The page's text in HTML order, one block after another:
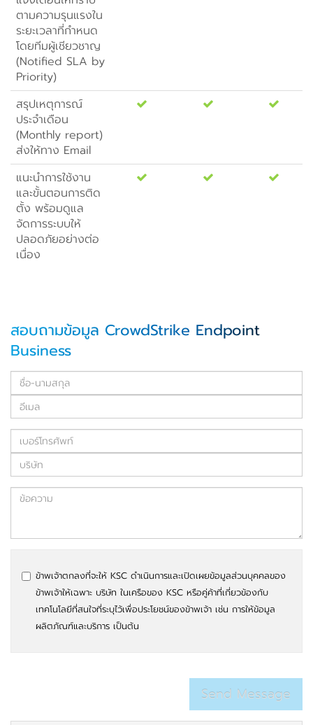
ตามความรุนแรงใน
ระยะเวลาที่กำหนด
โดยทีมผู้เชียวชาญ
(Notified SLA by
Priority)
สรุปเหตุการณ์
ประจำเดือน
(Monthly report)
ส่งให้ทาง Email
แนะนำการใช้งาน
และขั้นตอนการติด
ตั้ง พร้อมดูแล
จัดการระบบให้
ปลอดภัยอย่างต่อ
เนื่อง
สอบถามข้อมูล CrowdStrike Endpoint
Business
ข้าพเจ้าตกลงที่จะให้ KSC ดำเนินการและเปิดเผยข้อมูลส่วนบุคคลของ
ข้าพเจ้าให้เฉพาะ บริษัท ในเครือของ KSC หรือคู่ค้าที่เกี่ยวข้องกับ
เทคโนโลยีที่สนใจที่ระบุไว้เพื่อประโยชน์ของข้าพเจ้า เช่น การให้ข้อมูล
ผลิตภัณฑ์และบริการ เป็นต้น